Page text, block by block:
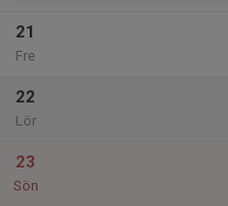
21
Fre
22
Lör
23
Sön